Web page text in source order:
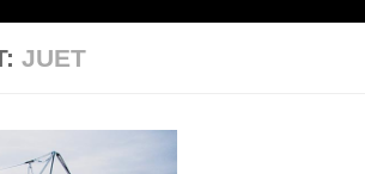
JUET